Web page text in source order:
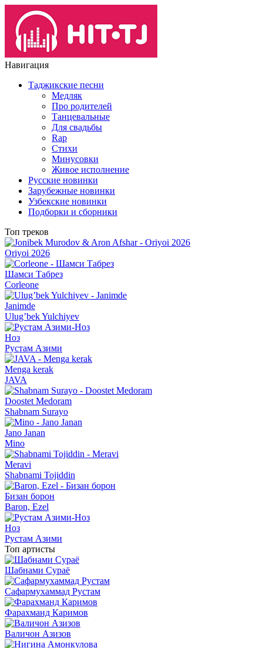
Навигация
Таджикские песни
Медляк
Про родителей
Танцевальные
Для свадьбы
Rap
Стихи
Минусовки
Живое исполнение
Русские новинки
Зарубежные новинки
Узбекские новинки
Подборки и сборники
Топ треков
Oriyoi 2026
Шамси Табрез
Corleone
Janimde
Ulug’bek Yulchiyev
Ноз
Рустам Азими
Menga kerak
JAVA
Doostet Medoram
Shabnam Surayo
Jano Janan
Mino
Meravi
Shabnami Tojiddin
Бизан борон
Baron, Ezel
Ноз
Рустам Азими
Топ артисты
Шабнами Сураё
Сафармухаммад Рустам
Фарахманд Каримов
Валичон Азизов